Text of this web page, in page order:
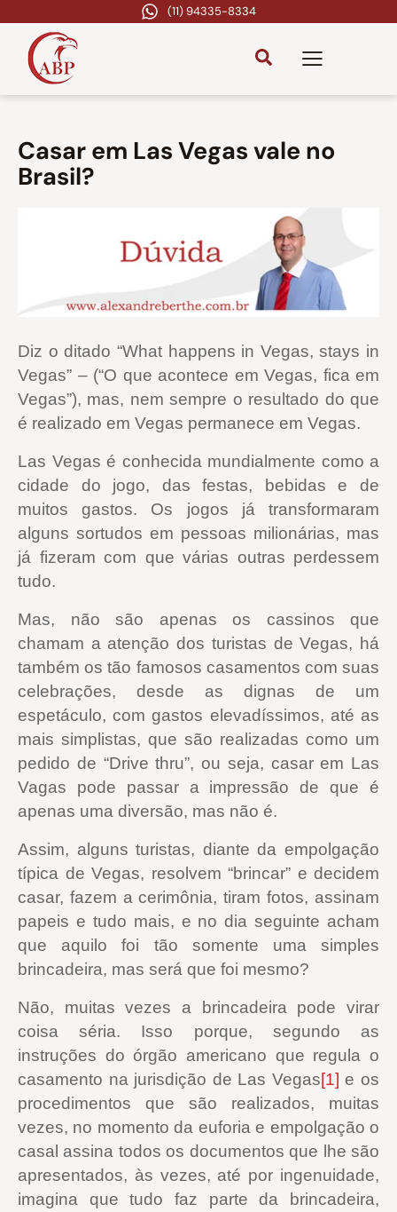
(11) 94335-8334
Casar em Las Vegas vale no
Brasil?
Diz o ditado “What happens in Vegas, stays in
Vegas” – (“O que acontece em Vegas, fica em
Vegas”), mas, nem sempre o resultado do que
é realizado em Vegas permanece em Vegas.
Las Vegas é conhecida mundialmente como a
cidade do jogo, das festas, bebidas e de
muitos gastos. Os jogos já transformaram
alguns sortudos em pessoas milionárias, mas
já fizeram com que várias outras perdessem
tudo.
Mas, não são apenas os cassinos que
chamam a atenção dos turistas de Vegas, há
também os tão famosos casamentos com suas
celebrações, desde as dignas de um
espetáculo, com gastos elevadíssimos, até as
mais simplistas, que são realizadas como um
pedido de “Drive thru”, ou seja, casar em Las
Vagas pode passar a impressão de que é
apenas uma diversão, mas não é.
Assim, alguns turistas, diante da empolgação
típica de Vegas, resolvem “brincar” e decidem
casar, fazem a cerimônia, tiram fotos, assinam
papeis e tudo mais, e no dia seguinte acham
que aquilo foi tão somente uma simples
brincadeira, mas será que foi mesmo?
Não, muitas vezes a brincadeira pode virar
coisa séria. Isso porque, segundo as
instruções do órgão americano que regula o
casamento na jurisdição de Las Vegas[1] e os
procedimentos que são realizados, muitas
vezes, no momento da euforia e empolgação o
casal assina todos os documentos que lhe são
apresentados, às vezes, até por ingenuidade,
imagina que tudo faz parte da brincadeira,